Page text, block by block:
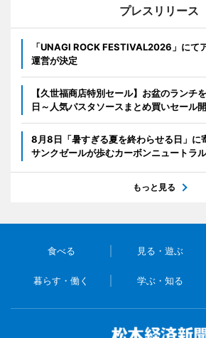
プレスリリース
「UNAGI ROCK FESTIVAL2026」にて
運営が決定
【久世福商店特別セール】お盆のランチ
日～人気パスタソースまとめ買いセール
8月8日「暑すぎる夏を終わらせる日」に
サンクゼールが歩むカーボンニュートラ
もっと見る
食べる 見る・遊ぶ
暮らす・働く 学ぶ・知る